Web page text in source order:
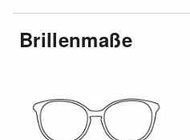
Brillenmaße